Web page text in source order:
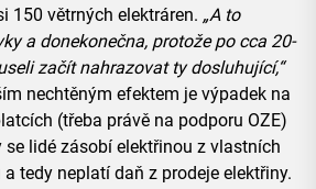
150 větrných elektráren. „A to
a donekonečna, protože po cca 20-
začít nahrazovat ty dosluhující,“
nechtěným efektem je výpadek na
(třeba právě na podporu OZE)
se lidé zásobí elektřinou z vlastních
tedy neplatí daň z prodeje elektřiny.